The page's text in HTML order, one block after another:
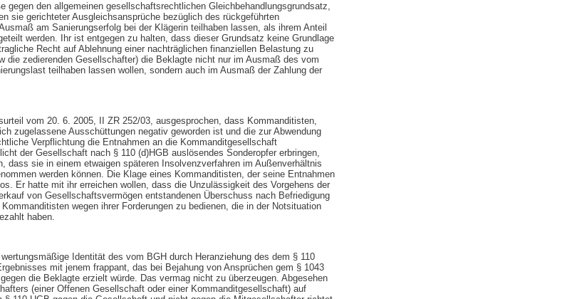
gegen den allgemeinen gesellschaftsrechtlichen Gleichbehandlungsgrundsatz,
sie gerichteter Ausgleichsansprüche bezüglich des rückgeführten
am Sanierungserfolg bei der Klägerin teilhaben lassen, als ihrem Anteil
werden. Ihr ist entgegen zu halten, dass dieser Grundsatz keine Grundlage
Recht auf Ablehnung einer nachträglichen finanziellen Belastung zu
die zedierenden Gesellschafter) die Beklagte nicht nur im Ausmaß des vom
teilhaben lassen wollen, sondern auch im Ausmaß der Zahlung der
vom 20. 6. 2005, II ZR 252/03, ausgesprochen, dass Kommanditisten,
zugelassene Ausschüttungen negativ geworden ist und die zur Abwendung
Verpflichtung die Entnahmen an die Kommanditgesellschaft
der Gesellschaft nach § 110 (d)HGB auslösendes Sonderopfer erbringen,
dass sie in einem etwaigen späteren Insolvenzverfahren im Außenverhältnis
werden können. Die Klage eines Kommanditisten, der seine Entnahmen
Er hatte mit ihr erreichen wollen, dass die Unzulässigkeit des Vorgehens der
von Gesellschaftsvermögen entstandenen Überschuss nach Befriedigung
wegen ihrer Forderungen zu bedienen, die in der Notsituation
haben.
Identität des vom BGH durch Heranziehung des dem § 110
mit jenem frappant, das bei Bejahung von Ansprüchen gem § 1043
die Beklagte erzielt würde. Das vermag nicht zu überzeugen. Abgesehen
(einer Offenen Gesellschaft oder einer Kommanditgesellschaft) auf